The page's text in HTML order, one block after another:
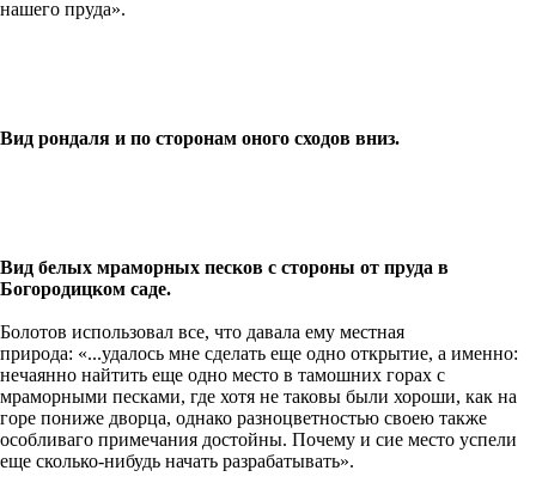
нашего пруда».
Вид рондаля и по сторонам оного сходов вниз.
Вид белых мраморных песков с стороны от пруда в
Богородицком саде.
Болотов использовал все, что давала ему местная
природа: «...удалось мне сделать еще одно открытие, а именно:
нечаянно найтить еще одно место в тамошних горах с
мраморными песками, где хотя не таковы были хороши, как на
горе пониже дворца, однако разноцветностью своею также
особливаго примечания достойны. Почему и сие место успели
еще сколько-нибудь начать разрабатывать».